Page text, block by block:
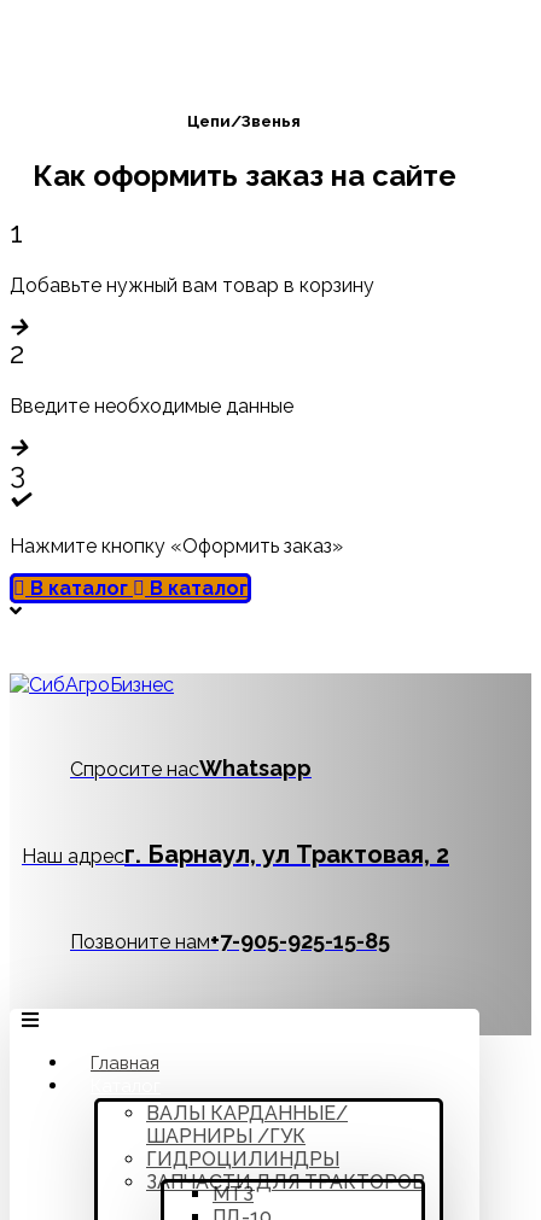
Цепи/Звенья
Как оформить заказ на сайте
1
Добавьте нужный вам товар в корзину
2
Введите необходимые данные
3
Нажмите кнопку «Оформить заказ»
В каталог
В каталог
Спросите насWhatsapp
Наш адресг. Барнаул, ул Трактовая, 2
Позвоните нам‪+7-905-925-15-85
Главная
ВАЛЫ КАРДАННЫЕ/
ШАРНИРЫ /ГУК
ГИДРОЦИЛИНДРЫ
ЗАПЧАСТИ ДЛЯ ТРАКТОРОВ
МТЗ